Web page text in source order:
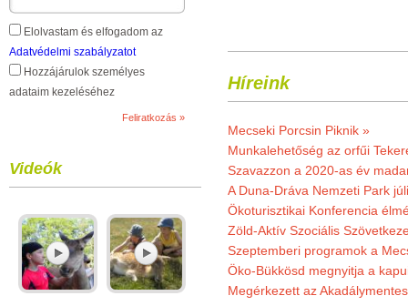
Elolvastam és elfogadom az
Adatvédelmi szabályzatot
Hozzájárulok személyes
adataim kezeléséhez
Videók
Híreink
Mecseki Porcsin Piknik »
Munkalehetőség az orfűi
Szavazzon a 2020-as év
A Duna-Dráva Nemzeti Park
Ökoturisztikai Konferencia
Zöld-Aktív Szociális
Szeptemberi programok a
Öko-Bükkösd megnyitja a
Megérkezett az